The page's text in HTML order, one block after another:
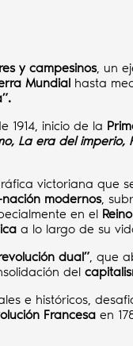
y campesinos, un
Mundial hasta
”.
1914, inicio de la
La era del imperio,
victoriana que
modernos,
en el
a lo largo de su
dual”, que
del
e históricos,
Francesa en